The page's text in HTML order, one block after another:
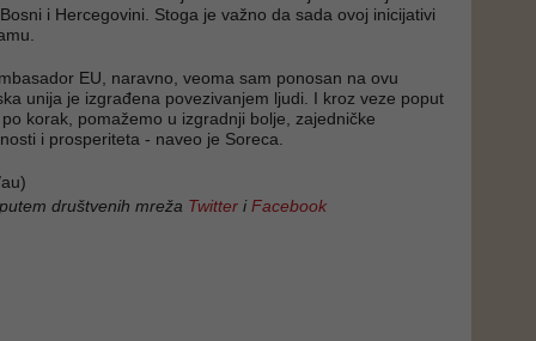
i Hercegovini. Stoga je važno da sada ovoj inicijativi
EU, naravno, veoma sam ponosan na ovu
unija je izgrađena povezivanjem ljudi. I kroz veze poput
korak, pomažemo u izgradnji bolje, zajedničke
i prosperiteta - naveo je Soreca.
društvenih mreža Twitter iFacebook